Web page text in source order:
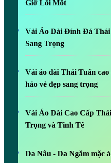
Giờ Lỗi Mốt
Vải Áo Dài Đính Đá Thái
Sang Trọng
Vải áo dài Thái Tuấn
hảo vẻ đẹp sang trọng
Vải Áo Dài Cao Cấp
Trọng và Tinh Tế
Da Nâu - Da Ngăm mặc